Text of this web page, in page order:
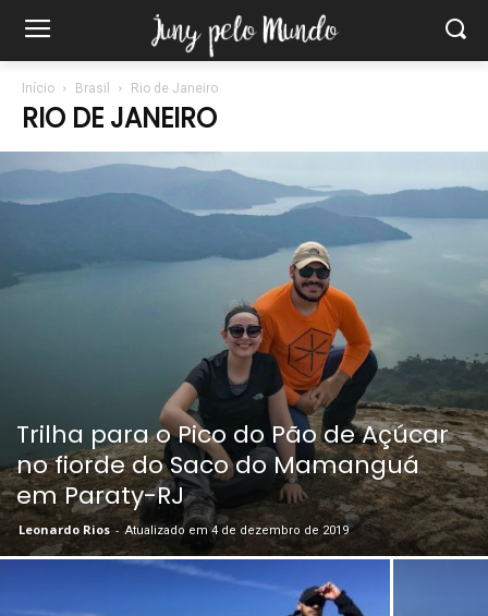
Início Brasil Rio de Janeiro
RIO DE JANEIRO
Trilha para o Pico do Pão de Açúcar
no fiorde do Saco do Mamanguá
em Paraty-RJ
Leonardo Rios - Atualizado em 4 de dezembro de 2019